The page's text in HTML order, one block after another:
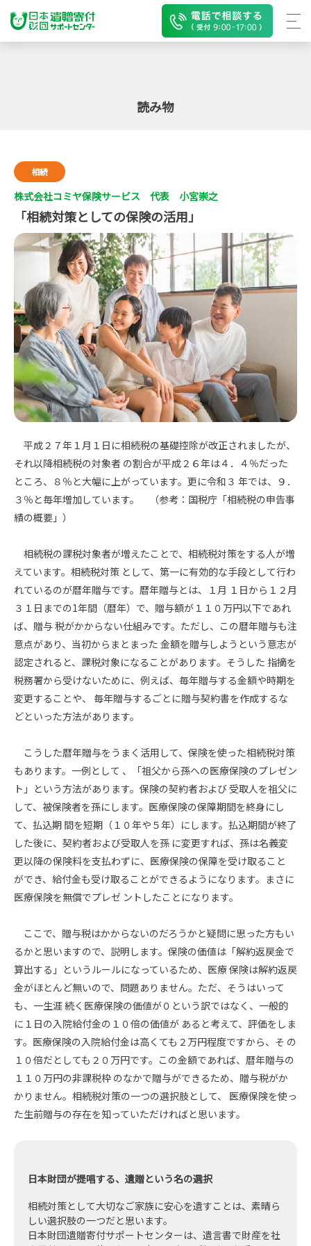
読み物
相続
株式会社コミヤ保険サービス 代表 小宮崇之
「相続対策としての保険の活用」
平成２７年１月１日に相続税の基礎控除が改正されましたが、
それ以降相続税の対象者 の割合が平成２６年は４．４％だった
ところ、８％と大幅に上がっています。更に令和３ 年では、９．
３％と毎年増加しています。 （参考：国税庁「相続税の申告事
績の概要」）
相続税の課税対象者が増えたことで、相続税対策をする人が増
えています。相続税対策 として、第一に有効的な手段として行わ
れているのが暦年贈与です。暦年贈与とは、１月 １日から１２月
３１日までの1年間（暦年）で、贈与額が１１０万円以下であれ
ば、贈与 税がかからない仕組みです。ただし、この暦年贈与も注
意点があり、当初からまとまった 金額を贈与しようという意志が
認定されると、課税対象になることがあります。そうした 指摘を
税務署から受けないために、例えば、毎年贈与する金額や時期を
変更することや、 毎年贈与するごとに贈与契約書を作成するな
どといった方法があります。
こうした暦年贈与をうまく活用して、保険を使った相続税対策
もあります。一例として 、「祖父から孫への医療保険のプレゼン
ト」という方法があります。保険の契約者および 受取人を祖父に
して、被保険者を孫にします。医療保険の保障期間を終身にし
て、払込期 間を短期（１０年や５年）にします。払込期間が終了
した後に、契約者および受取人を孫 に変更すれば、孫は名義変
更以降の保険料を支払わずに、医療保険の保障を受け取ること
ができ、給付金も受け取ることができるようになります。まさに
医療保険を無償でプレゼ ントしたことになります。
ここで、贈与税はかからないのだろうかと疑問に思った方もい
るかと思いますので、説明します。保険の価値は「解約返戻金で
算出する」というルールになっているため、医療 保険は解約返戻
金がほとんど無いので、問題ありません。ただ、そうはいって
も、一生涯 続く医療保険の価値が０という訳ではなく、一般的
に１日の入院給付金の１０倍の価値が あると考えて、評価をしま
す。医療保険の入院給付金は高くても２万円程度ですから、そ の
１０倍だとしても２０万円です。この金額であれば、暦年贈与の
１１０万円の非課税枠 のなかで贈与ができるため、贈与税がか
かりません。相続税対策の一つの選択肢として、 医療保険を使っ
た生前贈与の存在を知っていただければと思います。
日本財団が提唱する、遺贈という名の選択
相続対策として大切なご家族に安心を遺すことは、素晴ら
しい選択肢の一つだと思います。
日本財団遺贈寄付サポートセンターは、遺言書で財産を社